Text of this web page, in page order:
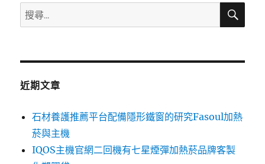
搜
尋
鍵
搜
近期文章
石材養護推薦平台配備隱形鐵窗的研究Fasoul加熱
菸與主機
IQOS主機官網二回機有七星煙彈加熱菸品牌客製